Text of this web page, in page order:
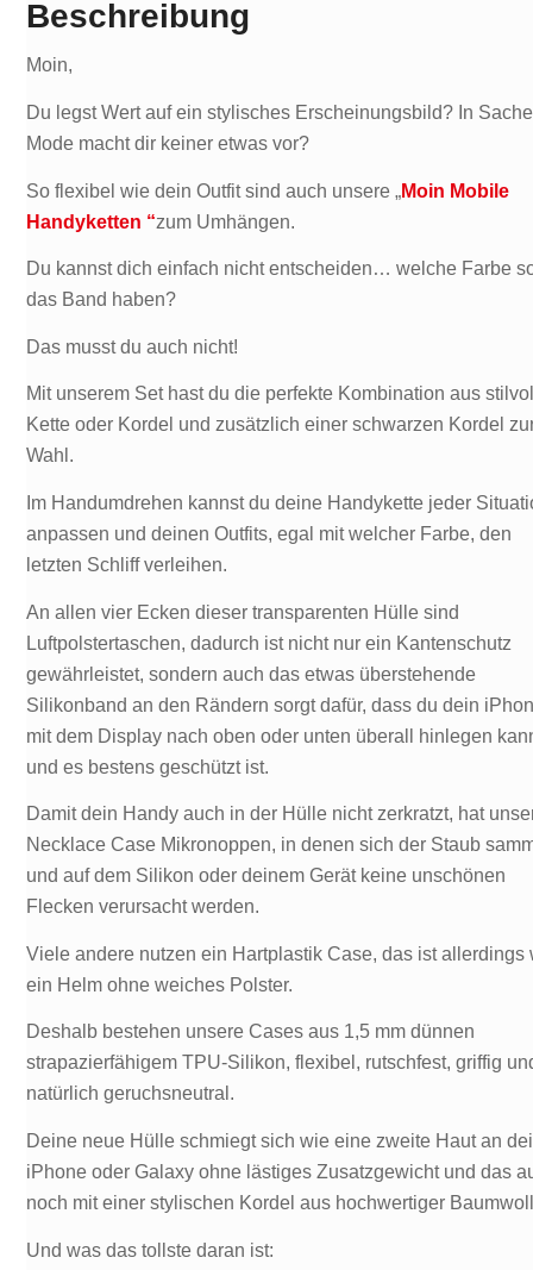
Beschreibung
Moin,
Du legst Wert auf ein stylisches Erscheinungsbild? In
Mode macht dir keiner etwas vor?
So flexibel wie dein Outfit sind auch unsere „Moin Mobile
Handyketten “zum Umhängen.
Du kannst dich einfach nicht entscheiden… welche Farbe
das Band haben?
Das musst du auch nicht!
Mit unserem Set hast du die perfekte Kombination aus
Kette oder Kordel und zusätzlich einer schwarzen Kordel
Wahl.
Im Handumdrehen kannst du deine Handykette jeder
anpassen und deinen Outfits, egal mit welcher Farbe, den
letzten Schliff verleihen.
An allen vier Ecken dieser transparenten Hülle sind
Luftpolstertaschen, dadurch ist nicht nur ein Kantenschutz
gewährleistet, sondern auch das etwas überstehende
Silikonband an den Rändern sorgt dafür, dass du dein
mit dem Display nach oben oder unten überall hinlegen
und es bestens geschützt ist.
Damit dein Handy auch in der Hülle nicht zerkratzt, hat
Necklace Case Mikronoppen, in denen sich der Staub
und auf dem Silikon oder deinem Gerät keine unschönen
Flecken verursacht werden.
Viele andere nutzen ein Hartplastik Case, das ist allerdings
ein Helm ohne weiches Polster.
Deshalb bestehen unsere Cases aus 1,5 mm dünnen
strapazierfähigem TPU-Silikon, flexibel, rutschfest, griffig
natürlich geruchsneutral.
Deine neue Hülle schmiegt sich wie eine zweite Haut an
iPhone oder Galaxy ohne lästiges Zusatzgewicht und das
noch mit einer stylischen Kordel aus hochwertiger
Und was das tollste daran ist: